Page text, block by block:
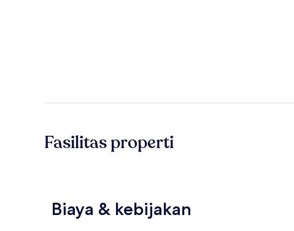
Fasilitas properti
Biaya & kebijakan